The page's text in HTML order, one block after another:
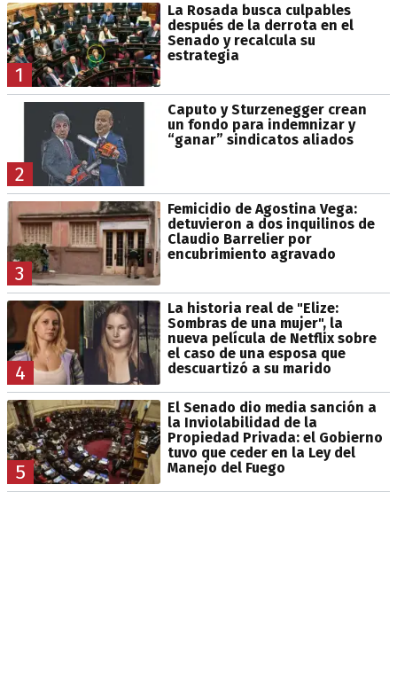
1
La Rosada busca culpables
después de la derrota en el
Senado y recalcula su
estrategia
2
Caputo y Sturzenegger crean
un fondo para indemnizar y
“ganar” sindicatos aliados
3
Femicidio de Agostina Vega:
detuvieron a dos inquilinos de
Claudio Barrelier por
encubrimiento agravado
4
La historia real de "Elize:
Sombras de una mujer", la
nueva película de Netflix sobre
el caso de una esposa que
descuartizó a su marido
5
El Senado dio media sanción a
la Inviolabilidad de la
Propiedad Privada: el Gobierno
tuvo que ceder en la Ley del
Manejo del Fuego